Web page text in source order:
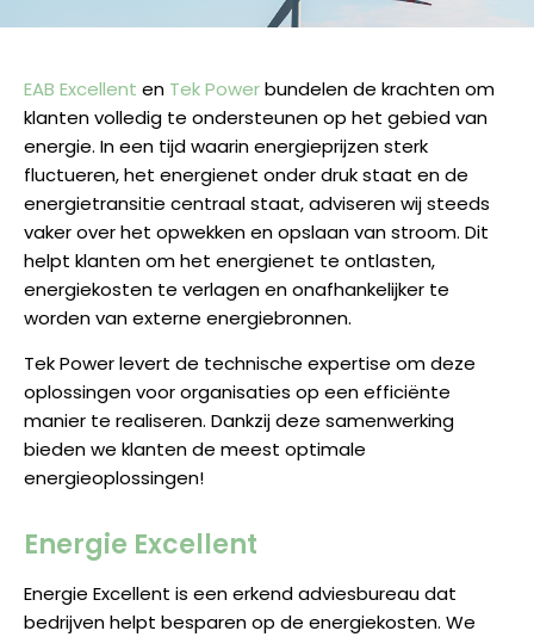
EAB Excellent en Tek Powerbundelen de krachten om
klanten volledig te ondersteunen op het gebied van
energie. In een tijd waarin energieprijzen sterk
fluctueren, het energienet onder druk staat en de
energietransitie centraal staat, adviseren wij steeds
vaker over het opwekken en opslaan van stroom. Dit
helpt klanten om het energienet te ontlasten,
energiekosten te verlagen en onafhankelijker te
worden van externe energiebronnen.
Tek Power levert de technische expertise om deze
oplossingen voor organisaties op een efficiënte
manier te realiseren. Dankzij deze samenwerking
bieden we klanten de meest optimale
energieoplossingen!
Energie Excellent
Energie Excellent is een erkend adviesbureau dat
bedrijven helpt besparen op de energiekosten. We